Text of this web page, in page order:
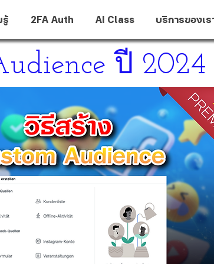
รู้ 2FA Auth AI Class บริการของเร
ปี 2024